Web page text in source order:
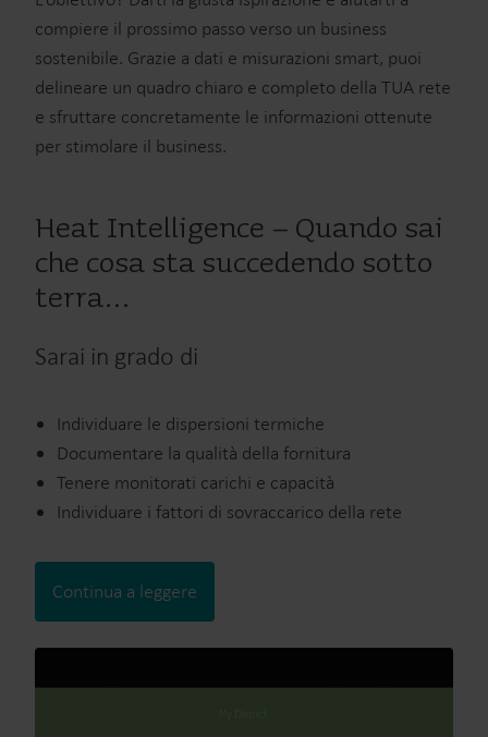
compiere il prossimo passo verso un business
sostenibile. Grazie a dati e misurazioni smart, puoi
delineare un quadro chiaro e completo della TUA rete
e sfruttare concretamente le informazioni ottenute
per stimolare il business.
Heat Intelligence – Quando sai
che cosa sta succedendo sotto
terra…
Sarai in grado di
Individuare le dispersioni termiche
Documentare la qualità della fornitura
Tenere monitorati carichi e capacità
Individuare i fattori di sovraccarico della rete
Continua a leggere